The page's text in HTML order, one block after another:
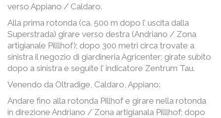
verso Appiano / Caldaro.
Alla prima rotonda (ca. 500 m dopo l’ uscita dalla
Superstrada) girare verso destra (Andriano / Zona
artigianale Pilllhof); dopo 300 metri circa trovate a
sinistra il negozio di giardineria Agricenter; girate subito
dopo a sinistra e seguite l’ indicatore Zentrum Tau.
Venendo da Oltradige, Caldaro, Appiano:
Andare fino alla rotonda Pillhof e girare nella rotonda
in direzione Andriano / Zona artigianala Pilllhof; dopo